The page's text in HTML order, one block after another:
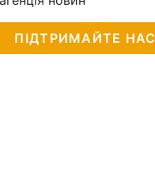
ПІДТРИМАЙТЕ НАС